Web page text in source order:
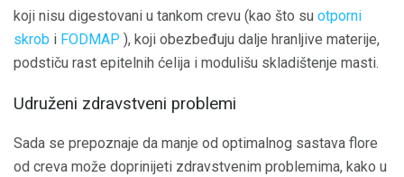
koji nisu digestovani u tankom crevu (kao što su otporni
skrob i FODMAP ), koji obezbeđuju dalje hranljive materije,
podstiču rast epitelnih ćelija i modulišu skladištenje masti.
Udruženi zdravstveni problemi
Sada se prepoznaje da manje od optimalnog sastava flore
od creva može doprinijeti zdravstvenim problemima, kako u